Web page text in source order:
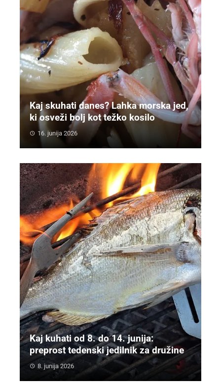
Kaj skuhati danes? Lahka morska jed,
ki osveži bolj kot težko kosilo
16. junija 2026
Kaj kuhati od 8. do 14. junija:
preprost tedenski jedilnik za družine
8. junija 2026